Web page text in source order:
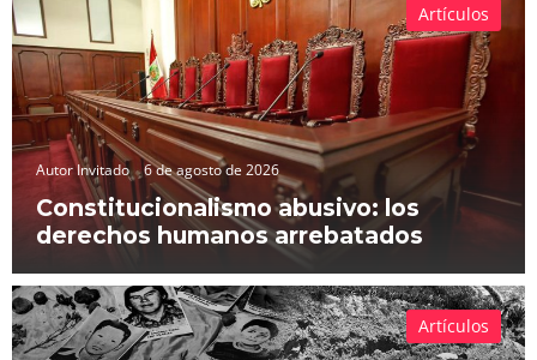
Autor Invitado 6 de agosto de 2026
Constitucionalismo abusivo: los
derechos humanos arrebatados
Artículos
Artículos